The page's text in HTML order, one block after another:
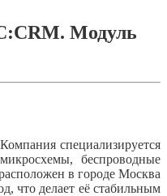
Модуль
специализируется
беспроводные
в городе Москва
что делает её стабильным